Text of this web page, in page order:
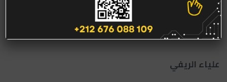
22 يوليو 2025 الأنشطة
علياء الريفي